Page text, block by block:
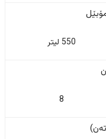
550 لیتر
8